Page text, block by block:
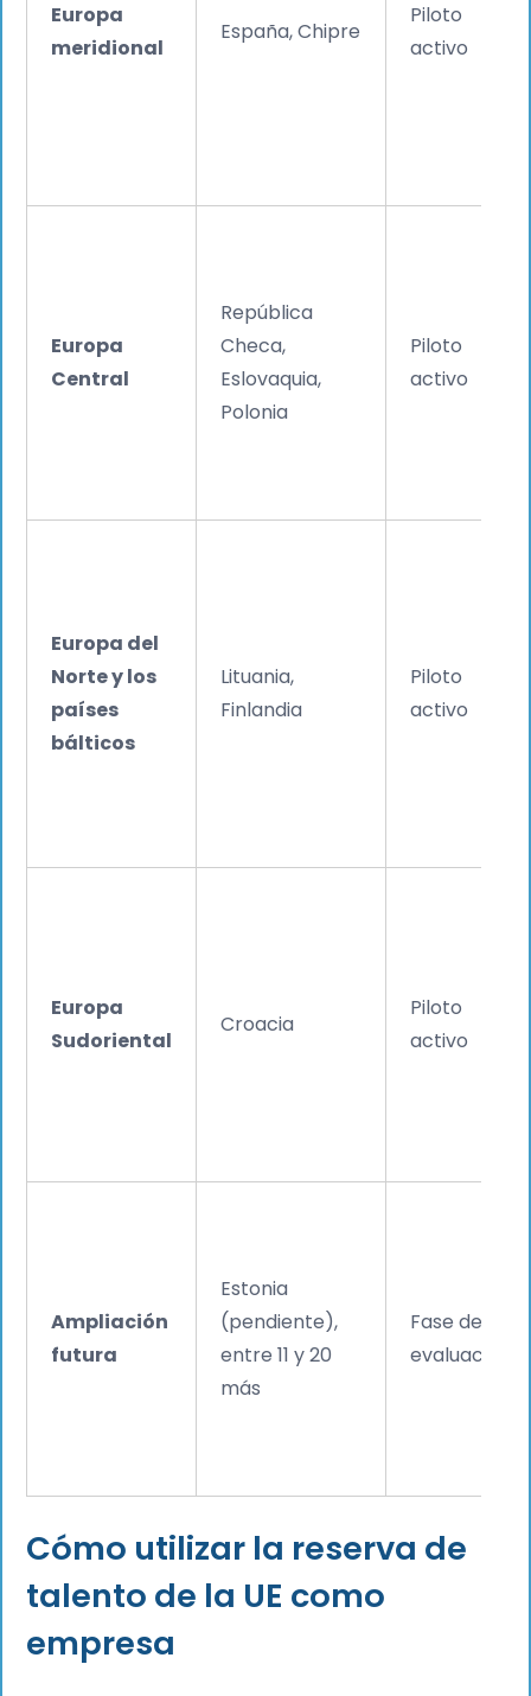
Europa
meridional
España, Chipre
Piloto
activo
Europa
Central
República
Checa,
Eslovaquia,
Polonia
Piloto
activo
Europa del
Norte y los
países
bálticos
Lituania,
Finlandia
Piloto
activo
Europa
Sudoriental
Croacia
Piloto
activo
Ampliación
futura
Estonia
(pendiente),
entre 11 y 20
más
Fase de
evaluación
Cómo utilizar la reserva de
talento de la UE como
empresa